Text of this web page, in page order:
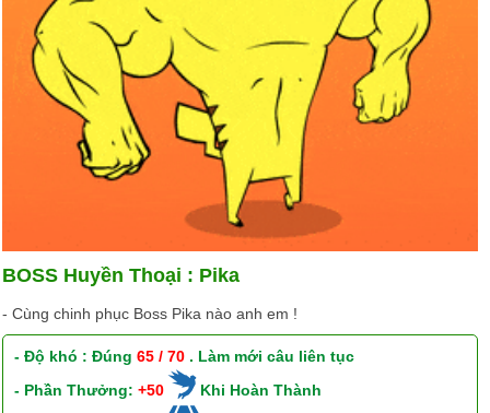
BOSS Huyền Thoại : Pika
- Cùng chinh phục Boss Pika nào anh em !
- Độ khó : Đúng65 / 70 . Làm mới câu liên tục
- Phần Thưởng:+50
Khi Hoàn Thành